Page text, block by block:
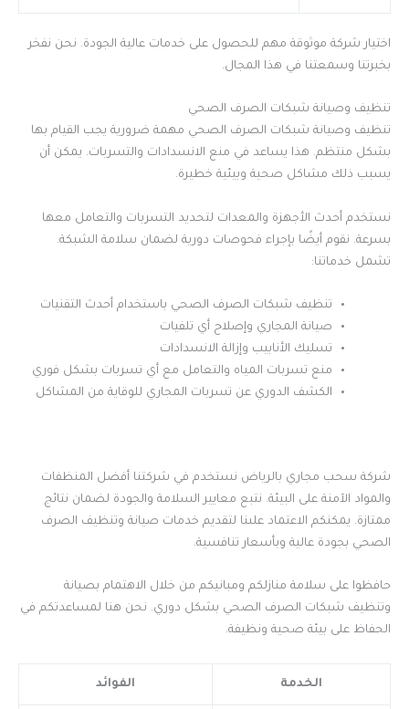
اختيار شركة موثوقة مهم للحصول على خدمات عالية الجودة. نحن نفخر
بخبرتنا وسمعتنا في هذا المجال.
تنظيف وصيانة شبكات الصرف الصحي
تنظيف وصيانة شبكات الصرف الصحي مهمة ضرورية يجب القيام بها
بشكل منتظم. هذا يساعد في منع الانسدادات والتسربات. يمكن أن
يسبب ذلك مشاكل صحية وبيئية خطيرة.
نستخدم أحدث الأجهزة والمعدات لتحديد التسربات والتعامل معها
بسرعة. نقوم أيضًا بإجراء فحوصات دورية لضمان سلامة الشبكة.
تشمل خدماتنا:
تنظيف شبكات الصرف الصحي باستخدام أحدث التقنيات
صيانة المجاري وإصلاح أي تلفيات
تسليك الأنابيب وإزالة الانسدادات
منع تسربات المياه والتعامل مع أي تسربات بشكل فوري
الكشف الدوري عن تسربات المجاري للوقاية من المشاكل
شركة سحب مجاري بالرياض نستخدم في شركتنا أفضل المنظفات
والمواد الآمنة على البيئة. نتبع معايير السلامة والجودة لضمان نتائج
ممتازة. يمكنكم الاعتماد علىنا لتقديم خدمات صيانة وتنظيف الصرف
الصحي بجودة عالية وبأسعار تنافسية.
حافظوا على سلامة منازلكم ومبانيكم من خلال الاهتمام بصيانة
وتنظيف شبكات الصرف الصحي بشكل دوري. نحن هنا لمساعدتكم في
الحفاظ على بيئة صحية ونظيفة.
الخدمة الفوائد